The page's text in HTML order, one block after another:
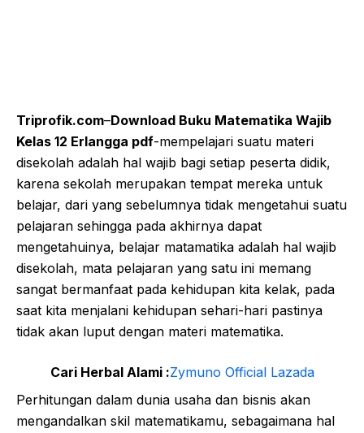
Triprofik.com–Download Buku Matematika Wajib
Kelas 12 Erlangga pdf-mempelajari suatu materi
disekolah adalah hal wajib bagi setiap peserta didik,
karena sekolah merupakan tempat mereka untuk
belajar, dari yang sebelumnya tidak mengetahui suatu
pelajaran sehingga pada akhirnya dapat
mengetahuinya, belajar matamatika adalah hal wajib
disekolah, mata pelajaran yang satu ini memang
sangat bermanfaat pada kehidupan kita kelak, pada
saat kita menjalani kehidupan sehari-hari pastinya
tidak akan luput dengan materi matematika.
Cari Herbal Alami :Zymuno Official Lazada
Perhitungan dalam dunia usaha dan bisnis akan
mengandalkan skil matematikamu, sebagaimana hal